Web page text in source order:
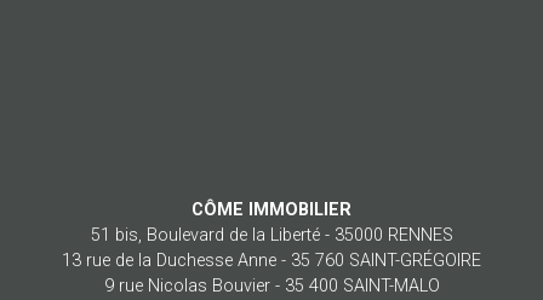
CÔME IMMOBILIER
51 bis, Boulevard de la Liberté - 35000 RENNES
13 rue de la Duchesse Anne - 35 760 SAINT-GRÉGOIRE
9 rue Nicolas Bouvier - 35 400 SAINT-MALO